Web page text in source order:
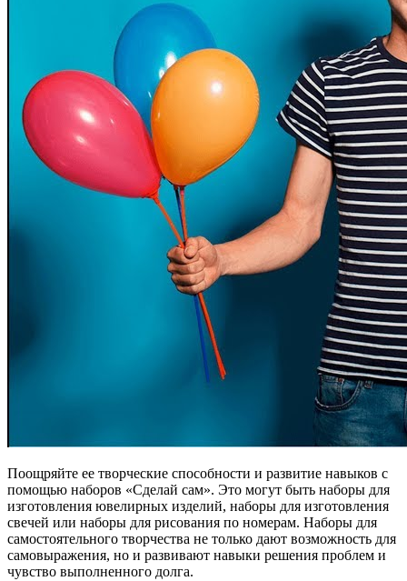
Поощряйте ее творческие способности и развитие навыков с
помощью наборов «Сделай сам». Это могут быть наборы для
изготовления ювелирных изделий, наборы для изготовления
свечей или наборы для рисования по номерам. Наборы для
самостоятельного творчества не только дают возможность для
самовыражения, но и развивают навыки решения проблем и
чувство выполненного долга.